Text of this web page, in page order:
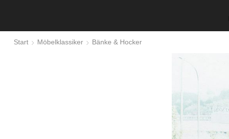
Start Möbelklassiker Bänke & Hocker